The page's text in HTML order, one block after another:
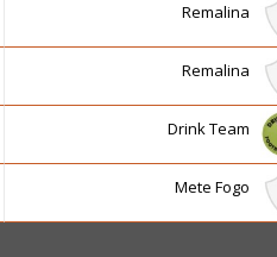
Remalina
Remalina
Drink Team
Mete Fogo